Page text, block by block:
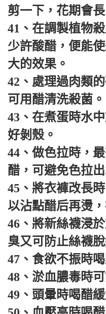
剪一下，花期會長
41、在調製植物
少許酸醋，便能
大的效果。
42、處理過肉類
可用醋清洗殺菌。
43、在煮蛋時水
好剝殼。
44、做色拉時，
醋，可避免色拉出
45、將衣褲改長
以沾點醋后再燙
46、將新絲襪浸
臭又可防止絲襪脫
47、食欲不振時
48、淤血膿毒時
49、頭暈時喝醋